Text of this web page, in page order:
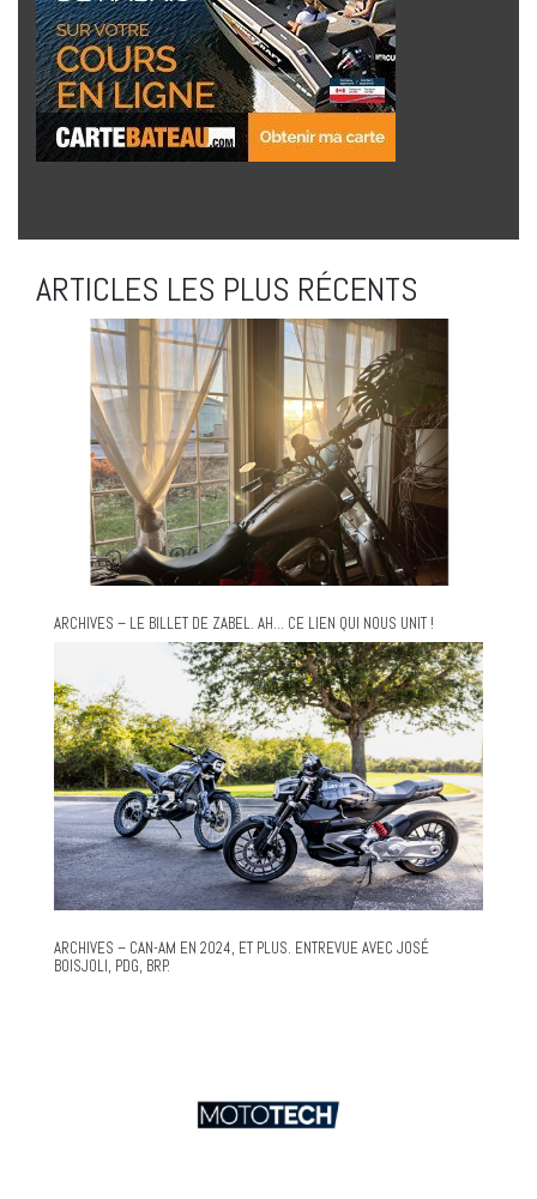
ARTICLES LES PLUS RÉCENTS
ARCHIVES – LE BILLET DE ZABEL. AH… CE LIEN QUI NOUS UNIT !
ARCHIVES – CAN-AM EN 2024, ET PLUS. ENTREVUE AVEC JOSÉ
BOISJOLI, PDG, BRP.